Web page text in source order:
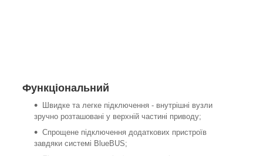
Функціональний
Швидке та легке підключення - внутрішні вузли
зручно розташовані у верхній частині приводу;
Спрощене підключення додаткових пристроїв
завдяки системі BlueBUS;